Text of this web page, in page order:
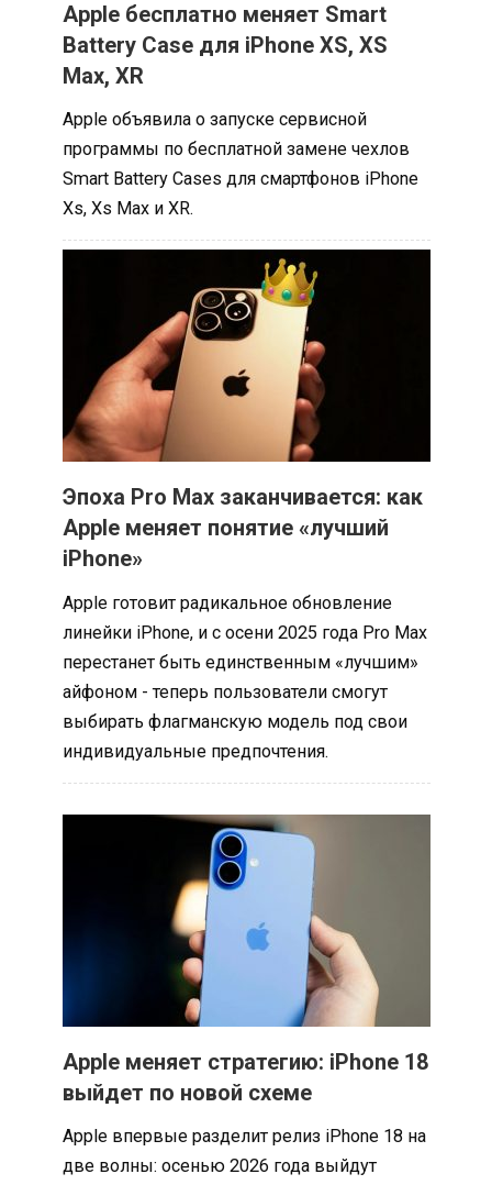
Apple бесплатно меняет Smart
Battery Case для iPhone XS, XS
Max, XR
Apple объявила о запуске сервисной
программы по бесплатной замене чехлов
Smart Battery Cases для смартфонов iPhone
Xs, Xs Max и XR.
Эпоха Pro Max заканчивается: как
Apple меняет понятие «лучший
iPhone»
Apple готовит радикальное обновление
линейки iPhone, и с осени 2025 года Pro Max
перестанет быть единственным «лучшим»
айфоном - теперь пользователи смогут
выбирать флагманскую модель под свои
индивидуальные предпочтения.
Apple меняет стратегию: iPhone 18
выйдет по новой схеме
Apple впервые разделит релиз iPhone 18 на
две волны: осенью 2026 года выйдут